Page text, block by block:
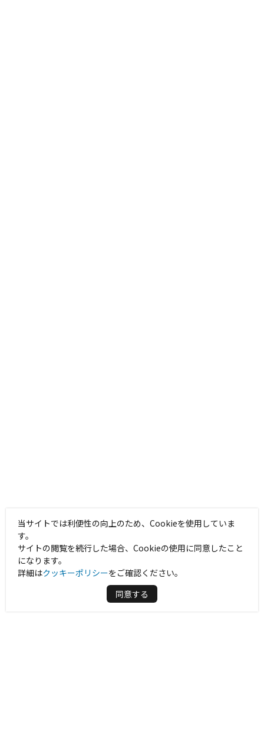
当サイトでは利便性の向上のため、Cookieを使用していま
す。
サイトの閲覧を続行した場合、Cookieの使用に同意したこと
になります。
詳細はクッキーポリシーをご確認ください。
同意する